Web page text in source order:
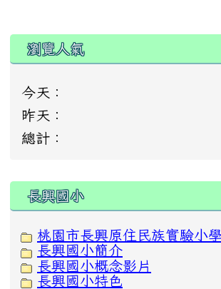
瀏覽人氣
今天：
昨天：
總計：
:::
長興國小
桃園市長興原住民族實驗小
長興國小簡介
長興國小概念影片
長興國小特色